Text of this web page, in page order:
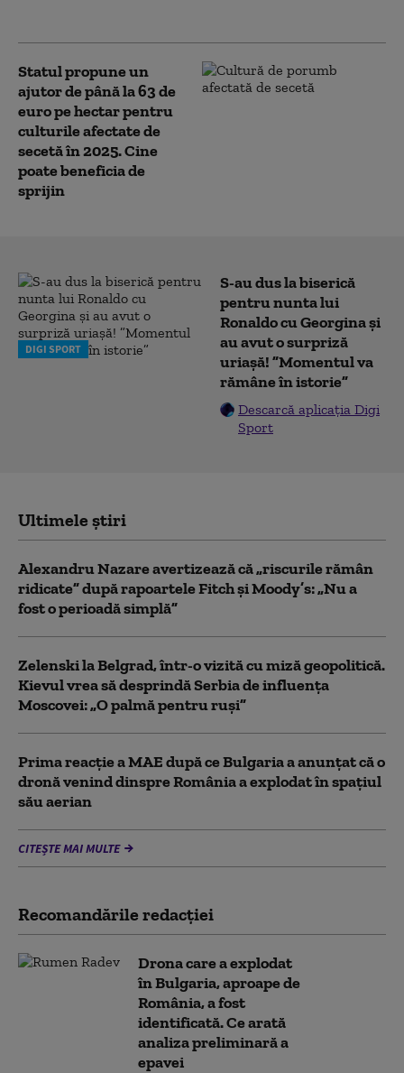
Statul propune un
ajutor de până la 63 de
euro pe hectar pentru
culturile afectate de
secetă în 2025. Cine
poate beneficia de
sprijin
DIGI SPORT
S-au dus la biserică
pentru nunta lui
Ronaldo cu Georgina și
au avut o surpriză
uriașă! ”Momentul va
rămâne în istorie”
Descarcă aplicația Digi
Sport
Ultimele știri
Alexandru Nazare avertizează că „riscurile rămân
ridicate” după rapoartele Fitch și Moody’s: „Nu a
fost o perioadă simplă”
Zelenski la Belgrad, într-o vizită cu miză geopolitică.
Kievul vrea să desprindă Serbia de influența
Moscovei: „O palmă pentru ruși”
Prima reacție a MAE după ce Bulgaria a anunţat că o
dronă venind dinspre România a explodat în spaţiul
său aerian
CITEȘTE MAI MULTE
Recomandările redacţiei
Drona care a explodat
în Bulgaria, aproape de
România, a fost
identificată. Ce arată
analiza preliminară a
epavei